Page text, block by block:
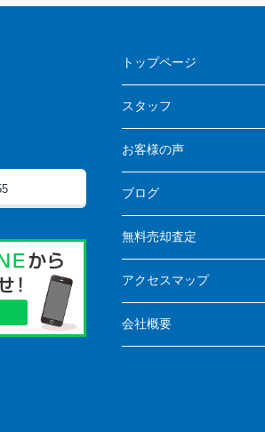
トップページ
スタッフ
お客様の声
ブログ
無料売却査定
アクセスマップ
会社概要